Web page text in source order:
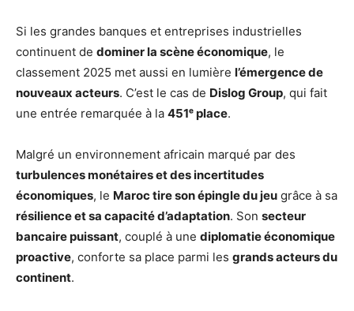
Si les grandes banques et entreprises industrielles
continuent de dominer la scène économique, le
classement 2025 met aussi en lumière l’émergence de
nouveaux acteurs. C’est le cas de Dislog Group, qui fait
une entrée remarquée à la 451ᵉ place.
Malgré un environnement africain marqué par des
turbulences monétaires et des incertitudes
économiques, le Maroc tire son épingle du jeu grâce à sa
résilience et sa capacité d’adaptation. Son secteur
bancaire puissant, couplé à une diplomatie économique
proactive, conforte sa place parmi les grands acteurs du
continent.